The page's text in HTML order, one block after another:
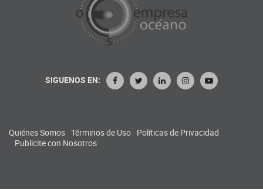
SIGUENOS EN:
Quiénes Somos Términos de Uso Políticas de Privacidad
Publicite con Nosotros